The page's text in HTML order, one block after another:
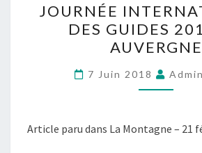
JOURNÉE
DES GUIDES
AUVERGNE
7 Juin 2018
Article paru dans La Montagne – 21